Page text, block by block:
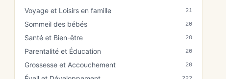
Voyage et Loisirs en famille 21
Sommeil des bébés 20
Santé et Bien-être 20
Parentalité et Éducation 20
Grossesse et Accouchement 20